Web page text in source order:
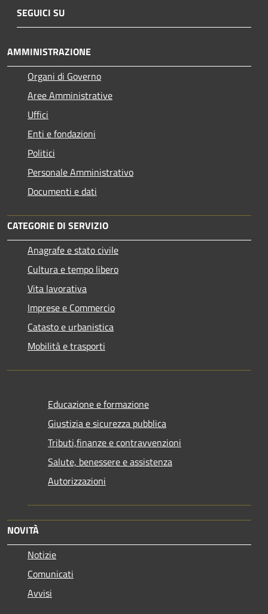
SEGUICI SU
AMMINISTRAZIONE
Organi di Governo
Aree Amministrative
Uffici
Enti e fondazioni
Politici
Personale Amministrativo
Documenti e dati
CATEGORIE DI SERVIZIO
Anagrafe e stato civile
Cultura e tempo libero
Vita lavorativa
Imprese e Commercio
Catasto e urbanistica
Mobilità e trasporti
Educazione e formazione
Giustizia e sicurezza pubblica
Tributi,finanze e contravvenzioni
Salute, benessere e assistenza
Autorizzazioni
NOVITÀ
Notizie
Comunicati
Avvisi